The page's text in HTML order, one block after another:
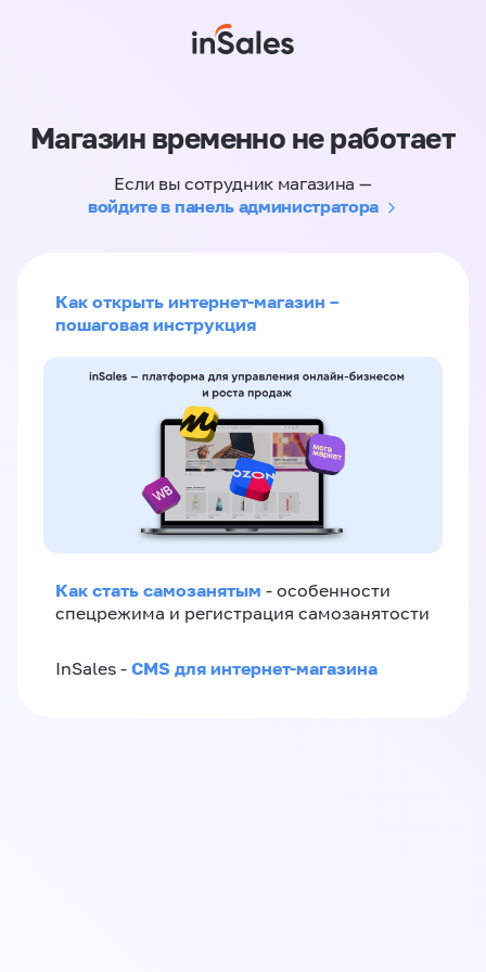
Магазин временно не работает
Если вы сотрудник магазина —
войдите в панель администратора
Как открыть интернет-магазин –
пошаговая инструкция
Как стать самозанятым - особенности
спецрежима и регистрация самозанятости
InSales - CMS для интернет-магазина